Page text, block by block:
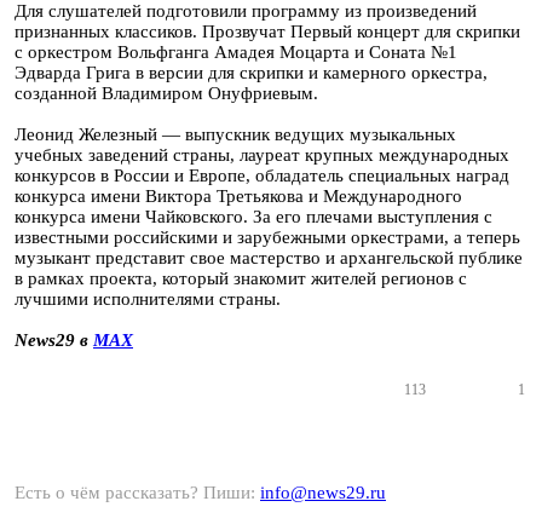
Для слушателей подготовили программу из произведений
признанных классиков. Прозвучат Первый концерт для скрипки
с оркестром Вольфганга Амадея Моцарта и Соната №1
Эдварда Грига в версии для скрипки и камерного оркестра,
созданной Владимиром Онуфриевым.
Леонид Железный — выпускник ведущих музыкальных
учебных заведений страны, лауреат крупных международных
конкурсов в России и Европе, обладатель специальных наград
конкурса имени Виктора Третьякова и Международного
конкурса имени Чайковского. За его плечами выступления с
известными российскими и зарубежными оркестрами, а теперь
музыкант представит свое мастерство и архангельской публике
в рамках проекта, который знакомит жителей регионов с
лучшими исполнителями страны.
News29 в MAX
113 1
Есть о чём рассказать? Пиши: info@news29.ru